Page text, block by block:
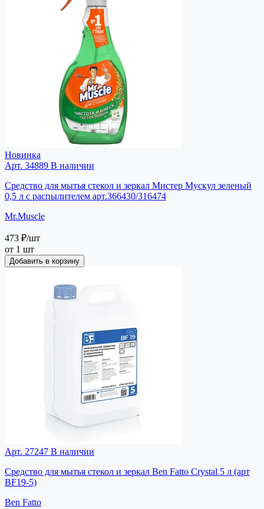
Новинка
Арт. 34889 В наличии
Средство для мытья стекол и зеркал Мистер Мускул зеленый
0,5 л с распылителем арт.366430/316474
Mr.Muscle
473 ₽/шт
от 1 шт
Добавить в корзину
Арт. 27247 В наличии
Средство для мытья стекол и зеркал Ben Fatto Crystal 5 л (арт
BF19-5)
Ben Fatto